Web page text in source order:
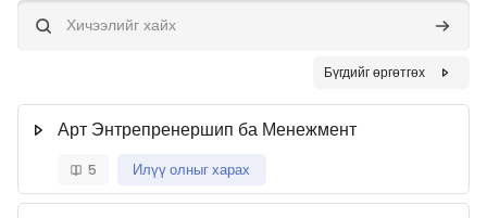
Хичээлийг хайх
Бүгдийг өргөтгөх
Арт Энтрепренершип ба Менежмент
5 Илүү олныг харах